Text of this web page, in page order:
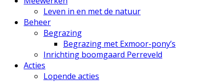
Leven in en met de natuur
Beheer
Begrazing
Begrazing met Exmoor-pony’s
Inrichting boomgaard Perreveld
Acties
Lopende acties